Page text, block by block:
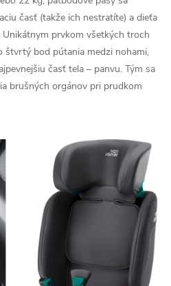
časť (takže ich nestratíte) a dieťa
prvkom všetkých troch
štvrtý bod pútania medzi nohami,
časť tela – panvu. Tým sa
brušných orgánov pri prudkom